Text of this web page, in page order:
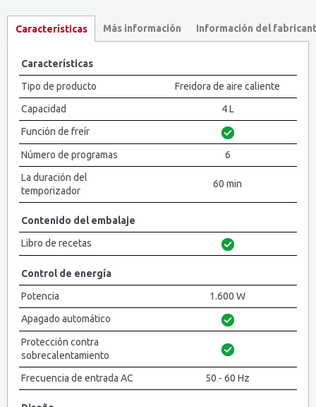
Características Más información Información del
Características
Tipo de producto
Freidora de aire caliente
Capacidad
4 L
Función de freír
Número de programas
6
La duración del
temporizador
60 min
Contenido del embalaje
Libro de recetas
Control de energía
Potencia
1.600 W
Apagado automático
Protección contra
sobrecalentamiento
Frecuencia de entrada AC
50 - 60 Hz